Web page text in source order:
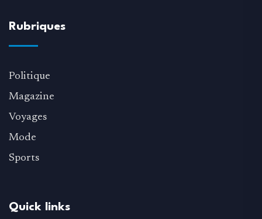
Rubriques
Politique
Magazine
Voyages
Mode
Sports
Quick links